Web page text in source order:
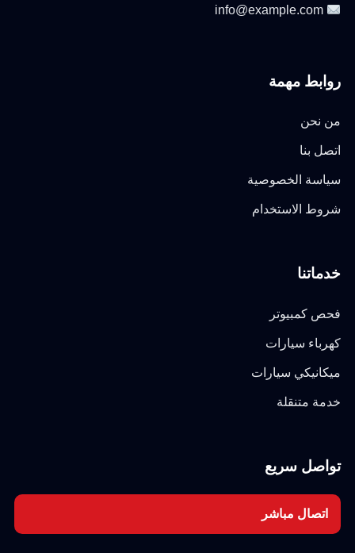
info@example.com
روابط مهمة
من نحن
اتصل بنا
سياسة الخصوصية
شروط الاستخدام
خدماتنا
فحص كمبيوتر
كهرباء سيارات
ميكانيكي سيارات
خدمة متنقلة
تواصل سريع
اتصال مباشر